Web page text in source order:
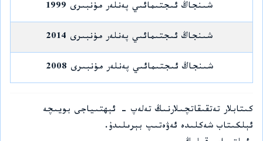
شىنجاڭ ئىجتىمائىي پەنلەر مۇنبىرى 1999
شىنجاڭ ئىجتىمائىي پەنلەر مۇنبىرى 2014
شىنجاڭ ئىجتىمائىي پەنلەر مۇنبىرى 2008
كىتابلار تەتقىقاتچىلارنىڭ تەلەپ - ئېھتىياجى بويىچە
ئېلكىتاب شەكلىدە ئەۋەتىپ بېرىلىدۇ.